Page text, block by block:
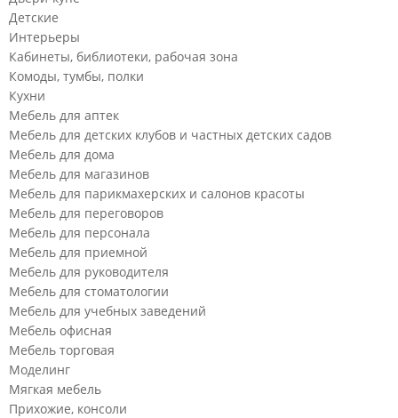
Детские
Интерьеры
Кабинеты, библиотеки, рабочая зона
Комоды, тумбы, полки
Кухни
Мебель для аптек
Мебель для детских клубов и частных детских садов
Мебель для дома
Мебель для магазинов
Мебель для парикмахерских и салонов красоты
Мебель для переговоров
Мебель для персонала
Мебель для приемной
Мебель для руководителя
Мебель для стоматологии
Мебель для учебных заведений
Мебель офисная
Мебель торговая
Моделинг
Мягкая мебель
Прихожие, консоли